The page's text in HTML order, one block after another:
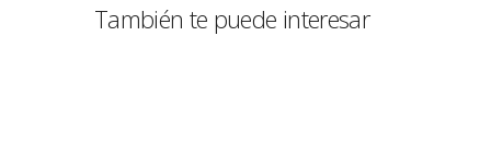
También te puede interesar